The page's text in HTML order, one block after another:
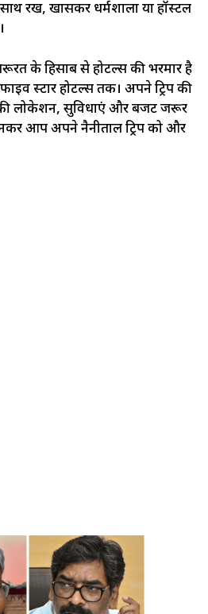
रखें, खासकर धर्मशाला या हॉस्टल
के हिसाब से होटल्स की भरमार है
स्टार होटल्स तक। अपने ट्रिप की
लोकेशन, सुविधाएं और बजट जरूर
आप अपने नैनीताल ट्रिप को और